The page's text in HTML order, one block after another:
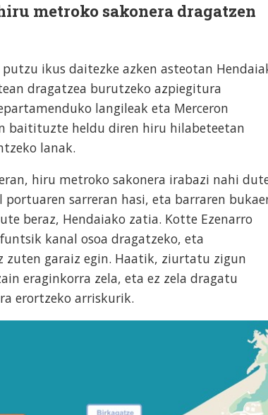
metroko sakonera dragatzen
ikus daitezke azken asteotan
dragatzea burutzeko azpiegitura
langileak eta Merceron
baitituzte heldu diren hiru hilabeteetan
lanak.
hiru metroko sakonera irabazi nahi
sarreran hasi, eta barraren
beraz, Hendaiako zatia. Kotte Ezenarro
kanal osoa dragatzeko, eta
zuten garaiz egin. Haatik, ziurtatu zigun
eraginkorra zela, eta ez zela dragatu
erortzeko arriskurik.